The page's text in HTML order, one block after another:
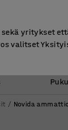
Novida
yritykset
valitset